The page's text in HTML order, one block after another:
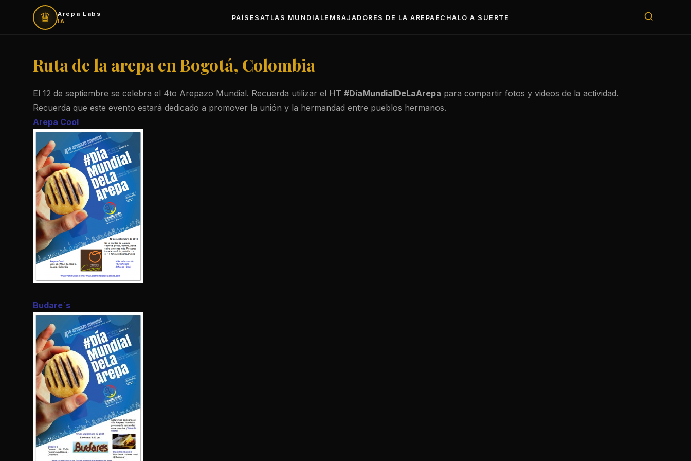
♛
Arepa Labs
IA
PAÍSES ATLAS MUNDIALEMBAJADORES DE LA AREPA ÉCHALO A SUERTE
Ruta de la arepa en Bogotá, Colombia
El 12 de septiembre se celebra el 4to Arepazo Mundial. Recuerda utilizar el HT #DíaMundialDeLaArepa para compartir fotos y videos de la actividad.
Recuerda que este evento estará dedicado a promover la unión y la hermandad entre pueblos hermanos.
Arepa Cool
Budare´s